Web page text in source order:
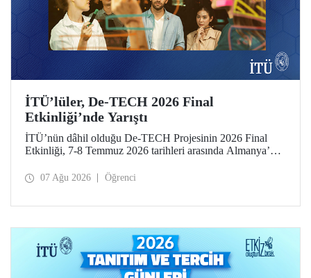
İTÜ’lüler, De-TECH 2026 Final
Etkinliği’nde Yarıştı
İTÜ’nün dâhil olduğu De-TECH Projesinin 2026 Final
Etkinliği, 7-8 Temmuz 2026 tarihleri arasında Almanya’da
İTÜ’lü girişimciler, etkinlikte girişimlerini ve projelerini
Teknoloji Müsabakası – Gıda ve Tarım Edisyonu’nda “En
Yaratıcı Fikir” kategorisinde birincilik ödülünün sahibi
oldu.
07 Ağu 2026 Öğrenci